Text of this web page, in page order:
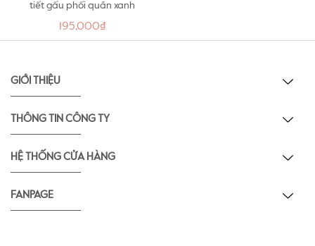
tiết gấu phối quần xanh
195,000₫
GIỚI THIỆU
THÔNG TIN CÔNG TY
HỆ THỐNG CỬA HÀNG
FANPAGE